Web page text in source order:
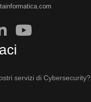
servizi di Cybersecurity?